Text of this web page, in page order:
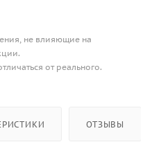
не влияющие на
от реального.
ОТЗЫВЫ